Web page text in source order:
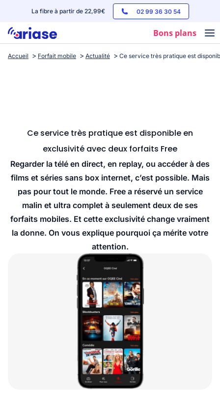
La fibre à partir de 22,99€ 02 99 36 30 54
Bons plans
Box internet
Accueil Forfait mobile Actualité Ce service très pratique est
Ce service très pratique est disponible en
exclusivité avec deux forfaits Free
Regarder la télé en direct, en replay, ou accéder à des
films et séries sans box internet, c’est possible. Mais
pas pour tout le monde. Free a réservé un service
malin et ultra complet à seulement deux de ses
forfaits mobiles. Et cette exclusivité change vraiment
la donne. On vous explique pourquoi ça mérite votre
attention.